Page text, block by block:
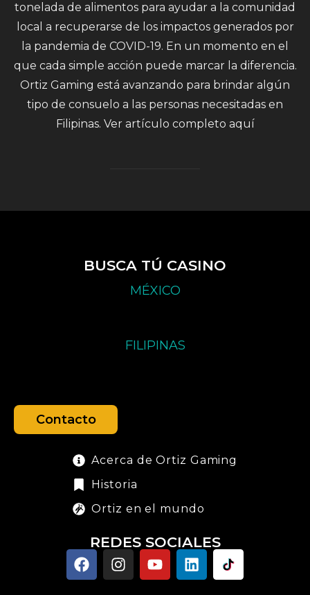
tonelada de alimentos para ayudar a la comunidad
local a recuperarse de los impactos generados por
la pandemia de COVID-19. En un momento en el
que cada simple acción puede marcar la diferencia.
Ortiz Gaming está avanzando para brindar algún
tipo de consuelo a las personas necesitadas en
Filipinas. Ver artículo completo aquí
BUSCA TÚ CASINO
MÉXICO
FILIPINAS
Contacto
Acerca de Ortiz Gaming
Historia
Ortiz en el mundo
REDES SOCIALES